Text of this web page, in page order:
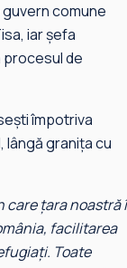
comune
iar șefa
procesul de
împotriva
lângă granița cu
care țara noastră
facilitarea
Toate